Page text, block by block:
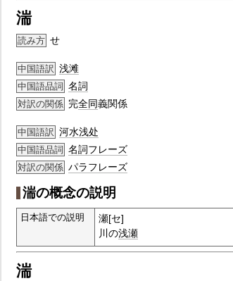
湍
読み方 せ
中国語訳 浅滩
中国語品詞 名詞
対訳の関係 完全同義関係
中国語訳 河水浅处
中国語品詞 名詞フレーズ
対訳の関係 パラフレーズ
湍の概念の説明
日本語での説明
瀬[セ]
川の浅瀬
湍